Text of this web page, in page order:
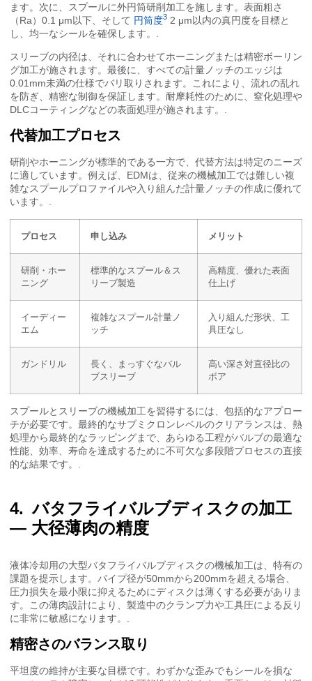
ます。次に、スプールに外円筒研削加工を施します。表面粗さ
（Ra）0.1 μm以下、そして 円筒度3 2 μm以内の真円度を目標と
し、均一なシールを確保します。.
スリーブの内径は、それに合わせてホーニングまたは精密ボーリン
グ加工が施されます。最後に、すべての計量ノッチのエッジは
0.01mm未満の仕様でバリ取りされます。これにより、流れの乱れ
を防ぎ、精密な制御を保証します。耐摩耗性のために、窒化処理や
DLCコーティングなどの表面処理が施されます。.
代替加工プロセス
研削やホーニングが標準的である一方で、代替方法は特定のニーズ
に適しています。例えば、EDMは、従来の機械加工では難しい複
雑なスプールプロファイルや入り組んだ計量ノッチの作成に優れて
います。.
プロセス 申し込み メリット
研削・ホー
ニング
標準的なスプール＆ス
リーブ製造
高精度、優れた表面
仕上げ
イーディー
エム
複雑なスプール計量ノ
ッチ
入り組んだ形状、工
具圧なし
ガンドリル
長く、まっすぐなバル
ブスリーブ
高い深さ対直径比の
ボア
スプールとスリーブの機械加工を習得するには、包括的なアプロー
チが必要です。最終的なサブミクロンレベルのクリアランスは、熱
処理から最終的なラッピングまで、あらゆる工程がバルブの最適な
性能、効率、寿命を達成するために不可欠な多段階プロセスの直接
的な結果です。.
バタフライバルブディスクの加工
— 大径薄肉の精度
液体冷却用の大型バタフライバルブディスクの機械加工は、特有の
課題を提示します。パイプ径が50mmから200mmを超える場合、
圧力損失を最小限に抑えるためにディスクは薄くする必要がありま
す。この薄肉設計により、製造中のクランプ力や工具圧による反り
に非常に敏感になります。.
精密さのバランス取り
平坦度の維持が主要な目標です。わずかな歪みでもシールを損な